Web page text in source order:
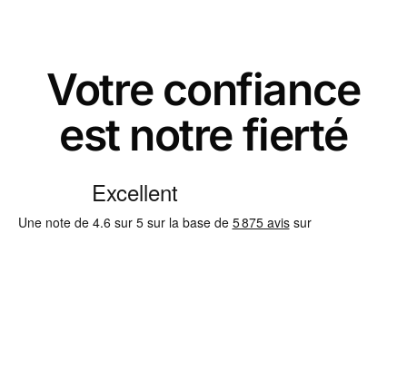
Votre confiance
est notre fierté